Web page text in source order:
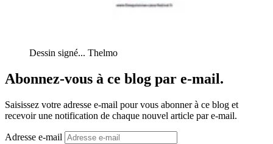
Dessin signé... Thelmo
Abonnez-vous à ce blog par e-mail.
Saisissez votre adresse e-mail pour vous abonner à ce blog et
recevoir une notification de chaque nouvel article par e-mail.
Adresse e-mail